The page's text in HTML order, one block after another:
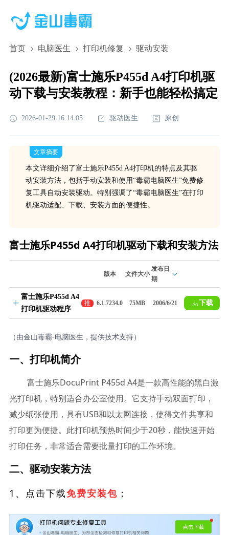
首页 电脑医生 打印机修复 驱动安装
(2026最新)富士施乐P455d A4打印机驱
动下载与安装教程：新手也能轻松搞定
2026-01-29 16:14:05 驱动医生 原创
文章摘要
本文详细介绍了富士施乐P455d A4打印机的特点及其驱
动安装方法，包括手动安装和使用“毒霸电脑医生”免费修
复工具自动安装驱动。特别强调了“毒霸电脑医生”在打印
机驱动适配、下载、安装方面的便捷性。
富士施乐P455d A4打印机驱动下载和安装方法
版本 文件大小
发布日
期
富士施乐P455d A4
打印机驱动程序
推
荐
6.1.7234.0 75MB 2006/6/21 下载
（由金山毒霸-电脑医生，提供技术支持）
一、打印机简介
富士施乐DocuPrint P455d A4是一款高性能的黑白激
光打印机，特别适合办公室使用。它支持手动双面打印，
减少纸张使用，具有USB和以太网连接，使得文件共享和
打印更为便捷。此打印机预热时间少于20秒，能快速开始
打印任务，非常适合需要批量打印的工作环境。
二、驱动安装方法
1、点击下载免费安装包 ；